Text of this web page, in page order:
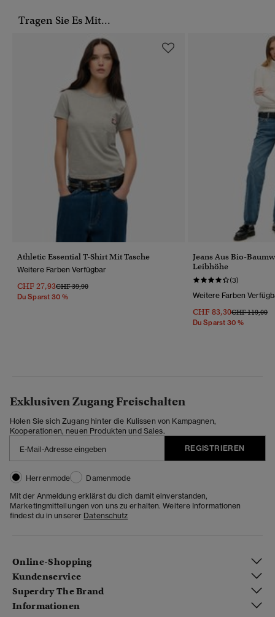
Tragen Sie Es Mit...
Athletic Essential T-Shirt Mit Tasche
Weitere Farben Verfügbar
CHF 27,93Preis Wurde Reduziert Von
CHF 39,90Bis
Du Sparst 30 %
Jeans Aus Bio-
Leibhöhe
(3)
Weitere Farben
CHF 83,30Preis Wurde
CHF 119,00
Du Sparst 30 %
Exklusiven Zugang Freischalten
Holen Sie sich Zugang hinter die Kulissen von Kampagnen,
Kooperationen, neuen Produkten und Sales.
REGISTRIEREN
Herrenmode
Damenmode
Mit der Anmeldung erklärst du dich damit einverstanden,
Marketingmitteilungen von uns zu erhalten. Weitere Informationen
findest du in unserer Datenschutz
Online-Shopping
Kundenservice
Superdry The Brand
Informationen